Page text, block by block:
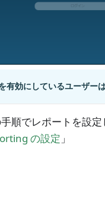
有効にしているユーザー
順でレポートを設定
の設定 」